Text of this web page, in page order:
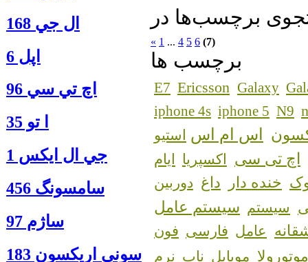
ال جي 168
اپل 6
اچ تي سي 96
ا‍ تو 35
جي ال ايكس 1
سامسونگ 456
ساژم 97
سوني اريكسون 183
« 1 ... 4 5 6 (7)
برچسب ها
E7 Ericsson Galaxy
iphone 4s iphone 5 N9
اس ام اس استیو
اچ تی سی اکسپریا ایام
خنده دار داغ دوربین
سیستم سیستم عامل
عامل فارسی فون
موتورولا مویایل ناب نرم